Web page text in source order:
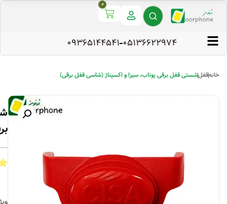
0
۰۵۱۳۶۶۲۲۹۷۴ 09365144541
خانهقفلشستی قفل برقی یوتاب، سیزا و اکسیناژ (شاسی قفل برقی)